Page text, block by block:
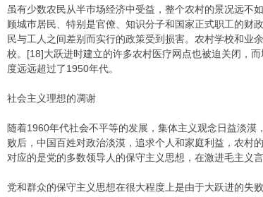
虽有少数农民从半巿场经济中受益，整个农村的景况远不
顾城巿居民、特别是官僚、知识分子和国家正式职工的财
民与工人之间差别而实行的政策受到损害。农村学校和业
校。[18]大跃进时建立的许多农村医疗网点也被迫关闭，
度远远超过了1950年代。
社会主义理想的凋谢
随着1960年代社会不平等的发展，集体主义观念日益淡
败后，中国百姓对政治淡漠，追求个人和家庭利益，农村
对应的是党的多数领导人的保守主义思想，在激进毛主义
党和群众的保守主义思想在很大程度上是由于大跃进的失